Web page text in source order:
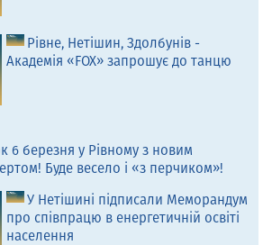
Рівне, Нетішин, Здолбунів -
Академія «FOX» запрошує до танцю
6 березня у Рівному з новим
Буде весело і «з перчиком»!
У Нетішині підписали Меморандум
про співпрацю в енергетичній освіті
населення